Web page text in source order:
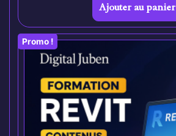
Ajouter au panier
Promo !